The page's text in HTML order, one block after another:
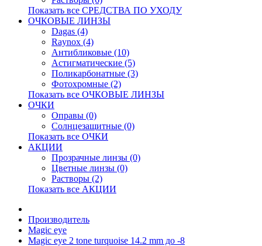
Показать все СРЕДСТВА ПО УХОДУ
ОЧКОВЫЕ ЛИНЗЫ
Dagas (4)
Raynox (4)
Антибликовые (10)
Астигматические (5)
Поликарбонатные (3)
Фотохромные (2)
Показать все ОЧКОВЫЕ ЛИНЗЫ
ОЧКИ
Оправы (0)
Солнцезащитные (0)
Показать все ОЧКИ
АКЦИИ
Прозрачные линзы (0)
Цветные линзы (0)
Растворы (2)
Показать все АКЦИИ
Производитель
Magic eye
Magic eye 2 tone turquoise 14.2 mm до -8